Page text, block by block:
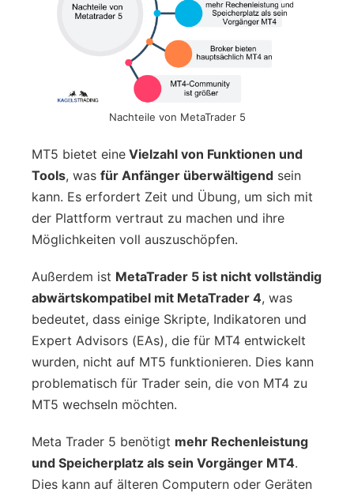
Nachteile von MetaTrader 5
MT5 bietet eine Vielzahl von Funktionen und
Tools, was für Anfänger überwältigend sein
kann. Es erfordert Zeit und Übung, um sich mit
der Plattform vertraut zu machen und ihre
Möglichkeiten voll auszuschöpfen.
Außerdem ist MetaTrader 5 ist nicht vollständig
abwärtskompatibel mit MetaTrader 4, was
bedeutet, dass einige Skripte, Indikatoren und
Expert Advisors (EAs), die für MT4 entwickelt
wurden, nicht auf MT5 funktionieren. Dies kann
problematisch für Trader sein, die von MT4 zu
MT5 wechseln möchten.
Meta Trader 5 benötigt mehr Rechenleistung
und Speicherplatz als sein Vorgänger MT4.
Dies kann auf älteren Computern oder Geräten